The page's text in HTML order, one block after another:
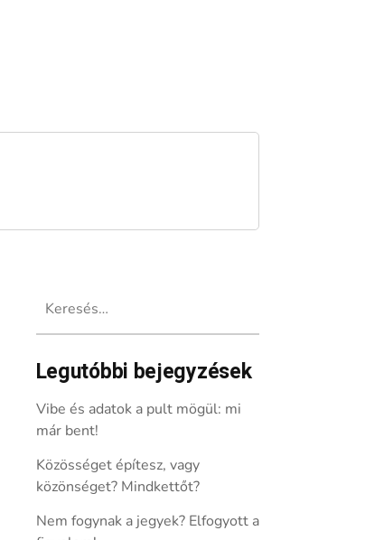
Legutóbbi bejegyzések
Vibe és adatok a pult mögül: mi
már bent!
Közösséget építesz, vagy
közönséget? Mindkettőt?
Nem fogynak a jegyek? Elfogyott a